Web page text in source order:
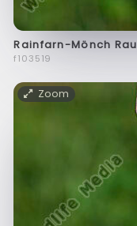
Rainfarn-Mönch
f103519
Zoom